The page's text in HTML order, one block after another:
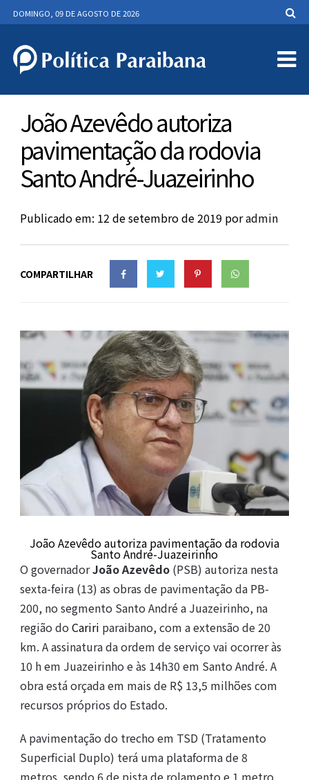
DOMINGO, 09 DE AGOSTO DE 2026
João Azevêdo autoriza
pavimentação da rodovia
Santo André-Juazeirinho
Publicado em: 12 de setembro de 2019 poradmin
COMPARTILHAR
João Azevêdo autoriza pavimentação da rodovia
Santo André-Juazeirinho
O governadorJoão Azevêdo(PSB) autoriza nesta
sexta-feira (13) as obras de pavimentação da PB-
200, no segmento Santo André a Juazeirinho, na
região doCariri paraibano, com a extensão de 20
km. A assinatura da ordem de serviço vai ocorrer às
10 h em Juazeirinho e às 14h30 em Santo André. A
obra está orçada em mais de R$ 13,5 milhões com
recursos próprios do Estado.
A pavimentação do trecho em TSD (Tratamento
Superficial Duplo) terá uma plataforma de 8
metros, sendo 6 de pista de rolamento e 1 metro